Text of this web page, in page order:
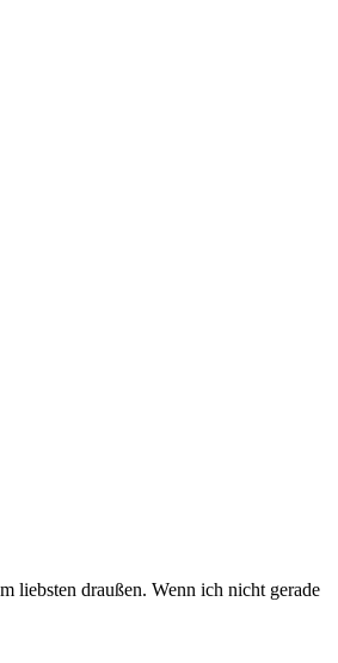
liebsten draußen. Wenn ich nicht gerade